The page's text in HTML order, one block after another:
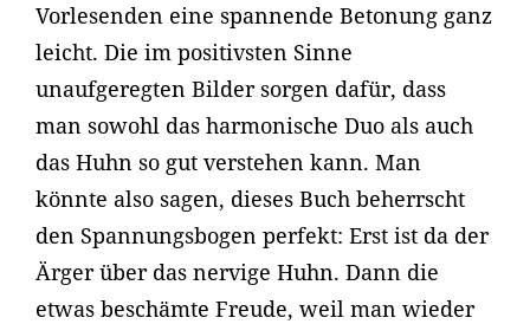
Vorlesenden eine spannende Betonung ganz
leicht. Die im positivsten Sinne
unaufgeregten Bilder sorgen dafür, dass
man sowohl das harmonische Duo als auch
das Huhn so gut verstehen kann. Man
könnte also sagen, dieses Buch beherrscht
den Spannungsbogen perfekt: Erst ist da der
Ärger über das nervige Huhn. Dann die
etwas beschämte Freude, weil man wieder